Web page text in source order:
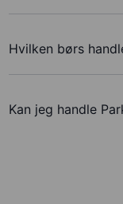
Hvilken børs
Kan jeg handle